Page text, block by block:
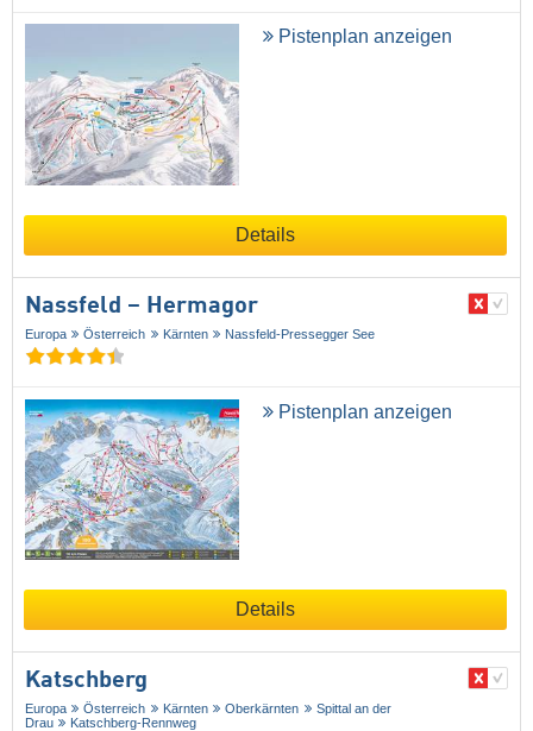
Pistenplan anzeigen
Details
Nassfeld – Hermagor
Europa Österreich Kärnten Nassfeld-Pressegger See
Pistenplan anzeigen
Details
Katschberg
Europa Österreich Kärnten Oberkärnten
Spittal an der
Drau
Katschberg-Rennweg